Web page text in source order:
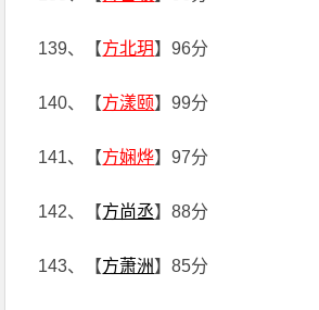
139、【方北玥】96分
140、【方漾颐】99分
141、【方娴烨】97分
142、【方尚丞】88分
143、【方萧洲】85分